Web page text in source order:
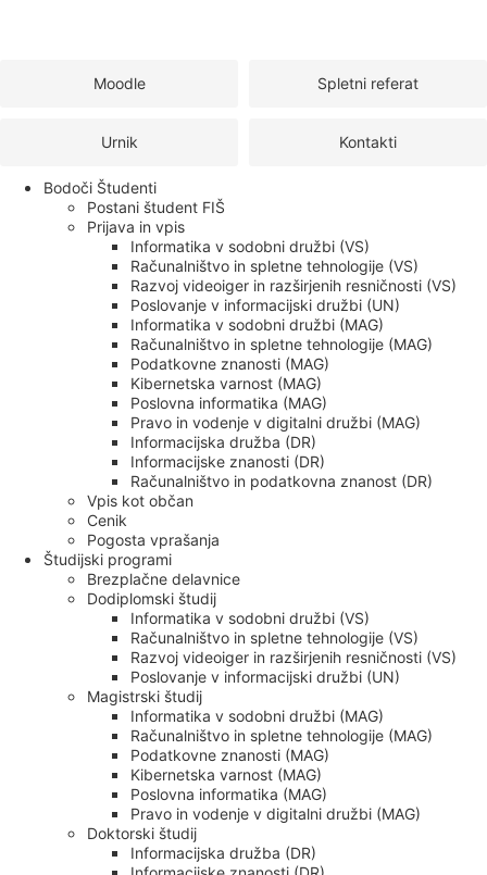
Moodle Spletni referat
Urnik Kontakti
Bodoči Študenti
Postani študent FIŠ
Prijava in vpis
Informatika v sodobni družbi (VS)
Računalništvo in spletne tehnologije (VS)
Razvoj videoiger in razširjenih resničnosti (VS)
Poslovanje v informacijski družbi (UN)
Informatika v sodobni družbi (MAG)
Računalništvo in spletne tehnologije (MAG)
Podatkovne znanosti (MAG)
Kibernetska varnost (MAG)
Poslovna informatika (MAG)
Pravo in vodenje v digitalni družbi (MAG)
Informacijska družba (DR)
Informacijske znanosti (DR)
Računalništvo in podatkovna znanost (DR)
Vpis kot občan
Cenik
Pogosta vprašanja
Študijski programi
Brezplačne delavnice
Dodiplomski študij
Informatika v sodobni družbi (VS)
Računalništvo in spletne tehnologije (VS)
Razvoj videoiger in razširjenih resničnosti (VS)
Poslovanje v informacijski družbi (UN)
Magistrski študij
Informatika v sodobni družbi (MAG)
Računalništvo in spletne tehnologije (MAG)
Podatkovne znanosti (MAG)
Kibernetska varnost (MAG)
Poslovna informatika (MAG)
Pravo in vodenje v digitalni družbi (MAG)
Doktorski študij
Informacijska družba (DR)